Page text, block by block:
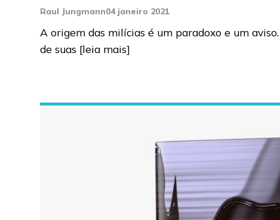
Raul Jungmann04 janeiro 2021
A origem das milícias é um paradoxo e um
de suas [leia mais]